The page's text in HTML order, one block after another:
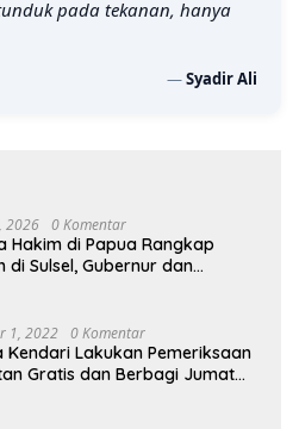
pada tekanan, hanya
—Syadir Ali
2026 0 Komentar
Hakim di Papua Rangkap
di Sulsel, Gubernur dan
1, 2022 0 Komentar
Kendari Lakukan Pemeriksaan
Gratis dan Berbagi Jumat